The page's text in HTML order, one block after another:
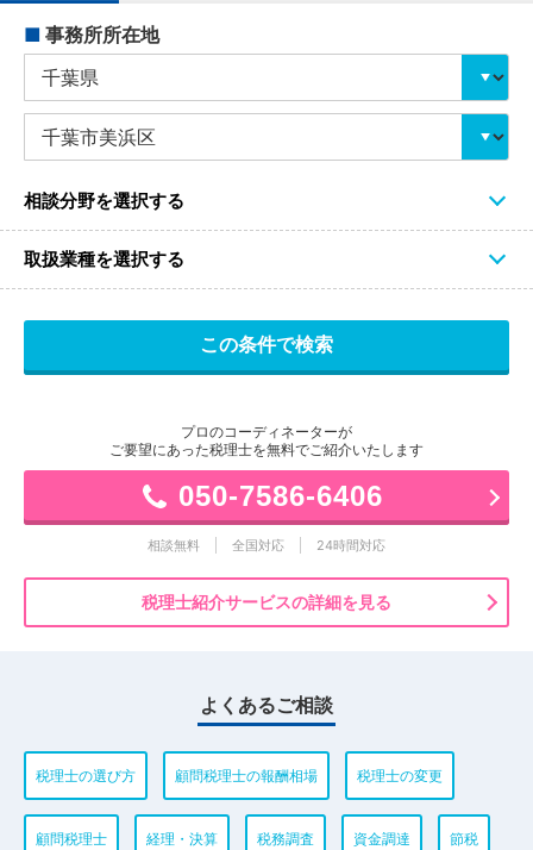
■ 事務所所在地
相談分野を選択する
取扱業種を選択する
プロのコーディネーターが
ご要望にあった税理士を無料でご紹介いたします
050-7586-6406
相談無料 全国対応 24時間対応
税理士紹介サービスの詳細を見る
よくあるご相談
税理士の選び方 顧問税理士の報酬相場 税理士の変更
顧問税理士 経理・決算 税務調査 資金調達 節税